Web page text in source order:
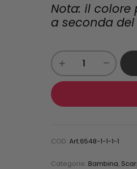
Nota: il colore
a seconda
COD:Art.6548-1-1-1-1
Categorie: Bambina,